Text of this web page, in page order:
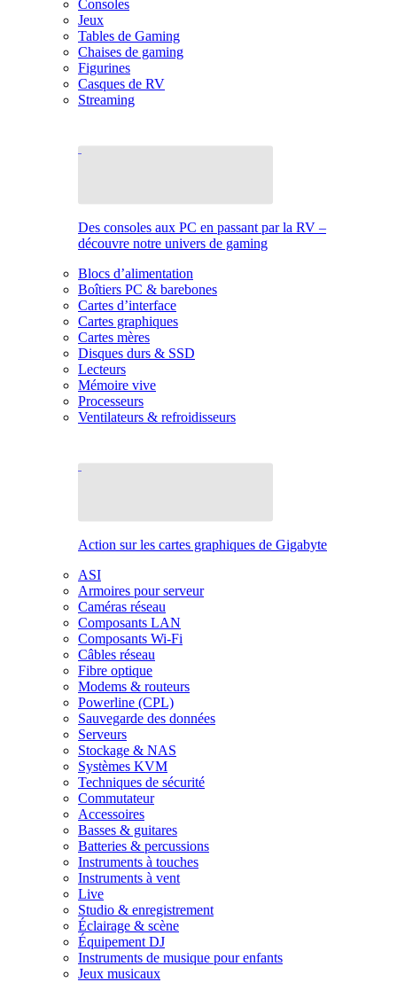
Consoles
Jeux
Tables de Gaming
Chaises de gaming
Figurines
Casques de RV
Streaming
Des consoles aux PC en passant par la RV –
découvre notre univers de gaming
Blocs d’alimentation
Boîtiers PC & barebones
Cartes d’interface
Cartes graphiques
Cartes mères
Disques durs & SSD
Lecteurs
Mémoire vive
Processeurs
Ventilateurs & refroidisseurs
Action sur les cartes graphiques de Gigabyte
ASI
Armoires pour serveur
Caméras réseau
Composants LAN
Composants Wi-Fi
Câbles réseau
Fibre optique
Modems & routeurs
Powerline (CPL)
Sauvegarde des données
Serveurs
Stockage & NAS
Systèmes KVM
Techniques de sécurité
Commutateur
Accessoires
Basses & guitares
Batteries & percussions
Instruments à touches
Instruments à vent
Live
Studio & enregistrement
Éclairage & scène
Équipement DJ
Instruments de musique pour enfants
Jeux musicaux